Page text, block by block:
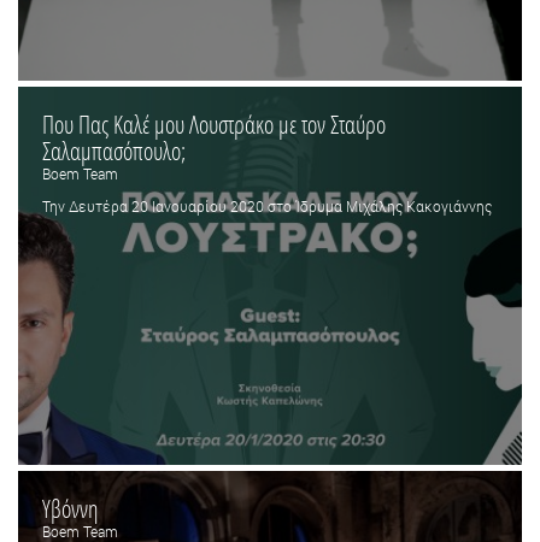
Που Πας Καλέ μου Λουστράκο με τον Σταύρο
Σαλαμπασόπουλο;
Boem Team
Την Δευτέρα 20 Ιανουαρίου 2020 στο Ίδρυμα Μιχάλης Κακογιάννης
Υβόννη
Boem Team